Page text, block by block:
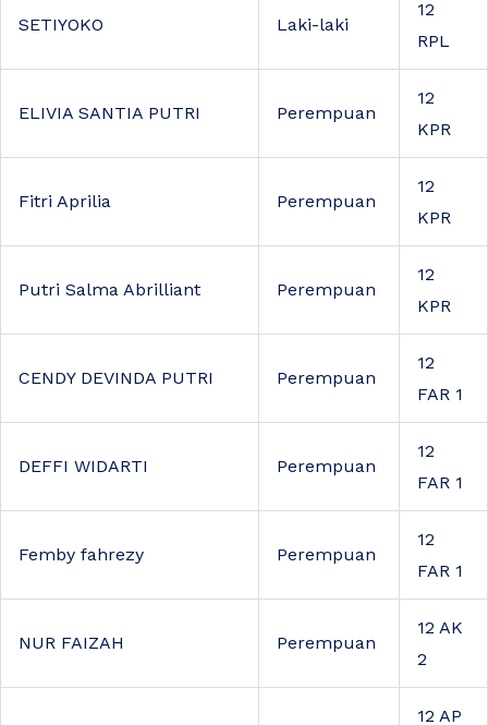
SETIYOKO Laki-laki
12
RPL
ELIVIA SANTIA PUTRI Perempuan
12
KPR
Fitri Aprilia Perempuan
12
KPR
Putri Salma Abrilliant Perempuan
12
KPR
CENDY DEVINDA PUTRI Perempuan
12
FAR 1
DEFFI WIDARTI Perempuan
12
FAR 1
Femby fahrezy Perempuan
12
FAR 1
NUR FAIZAH Perempuan
12 AK
2
12 AP